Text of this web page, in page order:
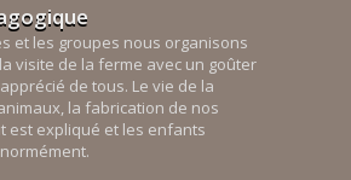
et les groupes nous organisons
visite de la ferme avec un goûter
de tous. Le vie de la
la fabrication de nos
est expliqué et les enfants